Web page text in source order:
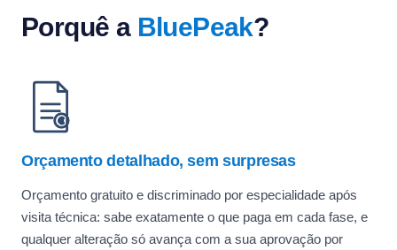
Porquê a BluePeak?
Orçamento detalhado, sem surpresas
Orçamento gratuito e discriminado por especialidade após
visita técnica: sabe exatamente o que paga em cada fase, e
qualquer alteração só avança com a sua aprovação por